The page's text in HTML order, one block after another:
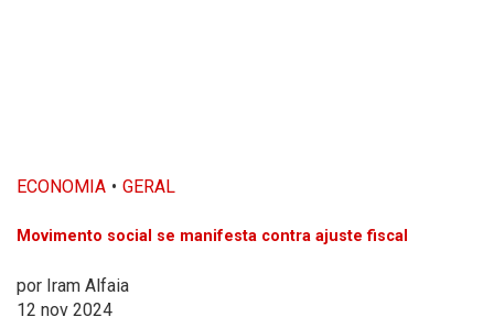
ECONOMIA GERAL
Movimento social se manifesta contra ajuste fiscal
por Iram Alfaia
12 nov 2024